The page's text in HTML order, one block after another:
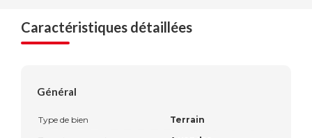
Caractéristiques détaillées
Général
Type de bien
Terrain